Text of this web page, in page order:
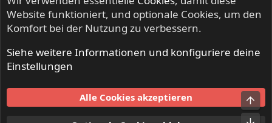
Hilfe und Impressum
Nutzungsbedingungen
Datenschutz
Website funktioniert, und optionale Cookies, um den
Komfort bei der Nutzung zu verbessern.
Siehe weitere Informationen und konfiguriere deine
Einstellungen
Alle Cookies akzeptieren